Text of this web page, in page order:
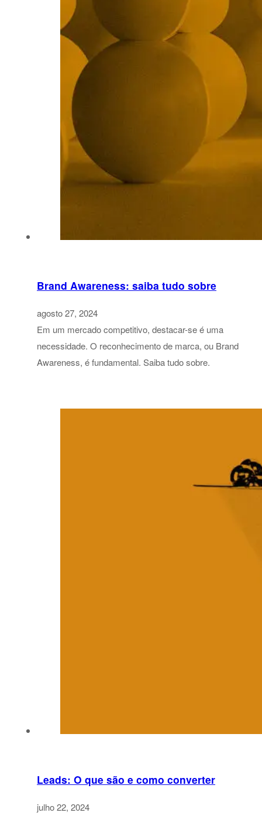
Brand Awareness: saiba tudo sobre
agosto 27, 2024
Em um mercado competitivo, destacar-se é uma
necessidade. O reconhecimento de marca, ou Brand
Awareness, é fundamental. Saiba tudo sobre.
Leads: O que são e como converter
julho 22, 2024